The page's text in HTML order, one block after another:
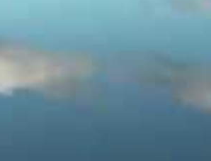
d’activités en extérieur,
instant partagé devient un
cette dimension, des